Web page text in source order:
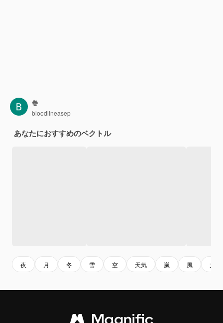
巻
bloodlineasep
あなたにおすすめのベクトル
夜 月 冬 雪 空 天気 嵐 風 太陽